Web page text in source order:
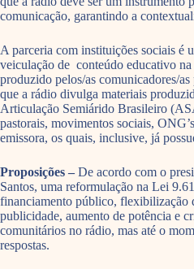
comunicação, garantindo a
A parceria com instituições sociais é
veiculação de conteúdo educativo
produzido pelos/as comunicadores/
que a rádio divulga materiais
Articulação Semiárido Brasileiro
pastorais, movimentos sociais,
emissora, os quais, inclusive, já
Proposições – De acordo com o
Santos, uma reformulação na Lei
financiamento público, flexibilização
publicidade, aumento de potência e
comunitários no rádio, mas até o
respostas.